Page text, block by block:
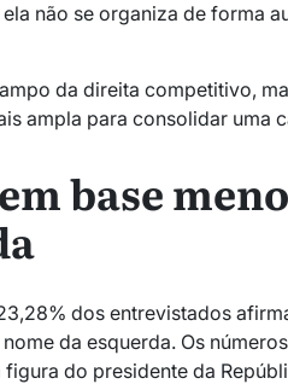
não se organiza de forma
da direita competitivo,
ampla para consolidar uma
base
dos entrevistados
da esquerda. Os
do presidente da